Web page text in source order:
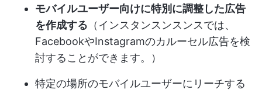
モバイルユーザー向けに特別に調整した広告
を作成する （インスタンスンスンスでは、
FacebookやInstagramのカルーセル広告を検
討することができます。）
特定の場所のモバイルユーザーにリーチする